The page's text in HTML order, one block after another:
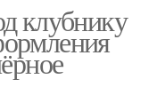
клубнику